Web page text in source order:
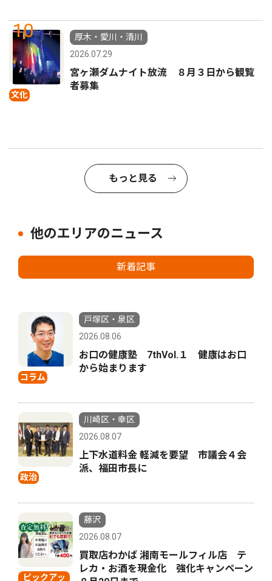
10
文化
厚木・愛川・清川
2026.07.29
宮ヶ瀬ダムナイト放流 ８月３日から観覧
者募集
もっと見る
他のエリアのニュース
新着記事
コラム
戸塚区・泉区
2026.08.06
お口の健康塾 7thVol.１ 健康はお口
から始まります
政治
川崎区・幸区
2026.08.07
上下水道料金 軽減を要望 市議会４会
派、福田市長に
ピックアッ
藤沢
2026.08.07
買取店わかば 湘南モールフィル店 テ
レカ・お酒を現金化 強化キャンペーン